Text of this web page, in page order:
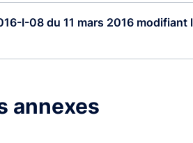
I-08 du 11 mars 2016 modifiant
annexes